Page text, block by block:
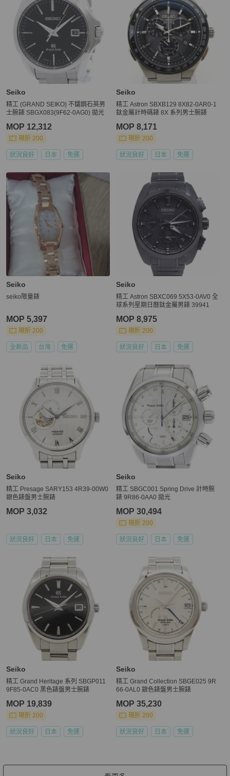
Seiko
精工 (GRAND SEIKO) 不鏽鋼石英男
士腕錶 SBGX083(9F62-0AG0) 拋光
MOP 12,312
現折 200
狀況良好 日本 免運
Seiko
精工 Astron SBXB129 8X82-0AR0-1
鈦金屬計時碼錶 8X 系列男士腕錶
MOP 8,171
現折 200
狀況良好 日本 免運
Seiko
seiko限量錶
MOP 5,397
現折 200
全新品 台灣 免運
Seiko
精工 Astron SBXC069 5X53-0AV0 全
球系列星期日曆鈦金屬男錶 39941
MOP 8,975
現折 200
狀況良好 日本 免運
Seiko
精工 Presage SARY153 4R39-00W0
銀色錶盤男士腕錶
MOP 3,032
狀況良好 日本 免運
Seiko
精工 SBGC001 Spring Drive 計時腕
錶 9R86-0AA0 拋光
MOP 30,494
現折 200
狀況良好 日本 免運
Seiko
精工 Grand Heritage 系列 SBGP011
9F85-0AC0 黑色錶盤男士腕錶
MOP 19,839
現折 200
狀況良好 日本 免運
Seiko
精工 Grand Collection SBGE025 9R
66-0AL0 銀色錶盤男士腕錶
MOP 35,230
現折 200
狀況良好 日本 免運